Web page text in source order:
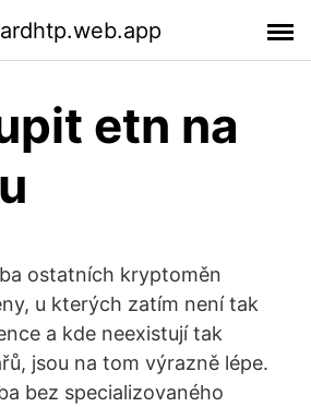
etn na
ostatních kryptoměn
u kterých zatím není tak
a kde neexistují tak
jsou na tom výrazně lépe.
bez specializovaného